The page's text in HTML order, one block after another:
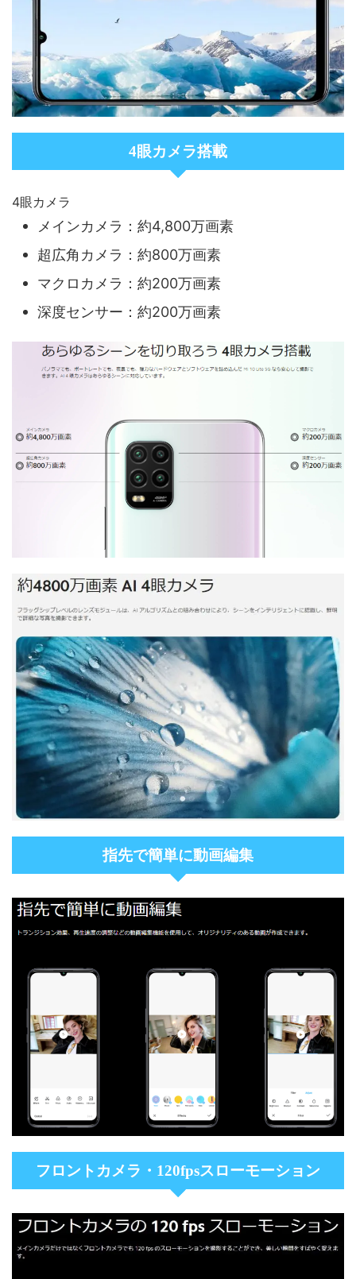
4眼カメラ搭載
4眼カメラ
メインカメラ：約4,800万画素
超広角カメラ：約800万画素
マクロカメラ：約200万画素
深度センサー：約200万画素
指先で簡単に動画編集
フロントカメラ・120fpsスローモーション